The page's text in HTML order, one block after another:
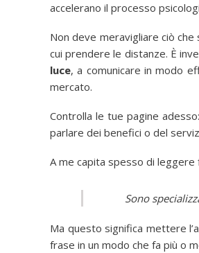
accelerano il processo
Non deve meravigliare ciò
cui prendere le distanze. È
luce, a comunicare in modo
mercato.
Controlla le tue pagine
parlare dei benefici o del
A me capita spesso di leggere
Sono
Ma questo significa mettere
frase in un modo che fa più o